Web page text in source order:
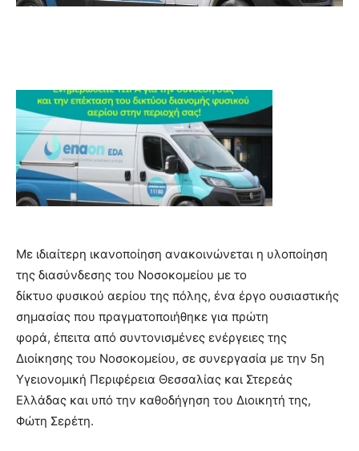
Με ιδιαίτερη ικανοποίηση ανακοινώνεται η υλοποίηση
της διασύνδεσης του Νοσοκομείου με το
δίκτυο φυσικού αερίου της πόλης, ένα έργο ουσιαστικής
σημασίας που πραγματοποιήθηκε για πρώτη
φορά, έπειτα από συντονισμένες ενέργειες της
Διοίκησης του Νοσοκομείου, σε συνεργασία με την 5η
Υγειονομική Περιφέρεια Θεσσαλίας και Στερεάς
Ελλάδας και υπό την καθοδήγηση του Διοικητή της,
Φώτη Σερέτη.